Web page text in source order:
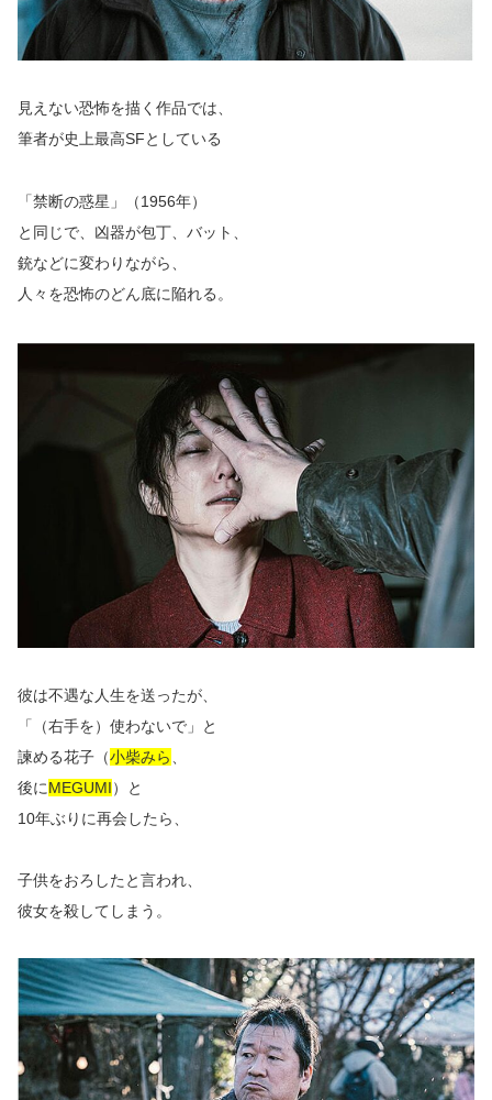
見えない恐怖を描く作品では、
筆者が史上最高SFとしている
「禁断の惑星」（1956年）
と同じで、凶器が包丁、バット、
銃などに変わりながら、
人々を恐怖のどん底に陥れる。
彼は不遇な人生を送ったが、
「（右手を）使わないで」と
諫める花子（小柴みら
後にMEGUMI）と
10年ぶりに再会したら、
子供をおろしたと言われ、
彼女を殺してしまう。